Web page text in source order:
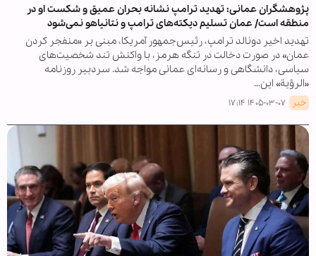
پژوهشگران عمانی: تهدید ترامپ نشانه بحران عمیق و شکست او در
منطقه است/ عمان تسلیم دیکته‌های ترامپ و نتانیاهو نمی‌شود
تهدید اخیر دونالد ترامپ، رئیس‌جمهور آمریکا، مبنی بر «منفجر کردن
عمان» در صورت دخالت در تنگه هرمز، با واکنش تند شخصیت‌های
سیاسی، دانشگاهی و رسانه‌ای عمانی مواجه شد. سردبیر روزنامه
«الرؤیة» این…
خبر ۱۴۰۵-۰۳-۰۷ ۱۷:۱۴